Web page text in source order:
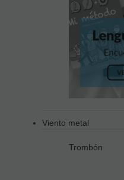
Viento metal
Trombón